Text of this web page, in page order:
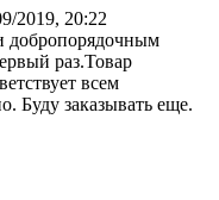
2019, 20:22
добропорядочным
раз.Товар
всем
Буду заказывать еще.